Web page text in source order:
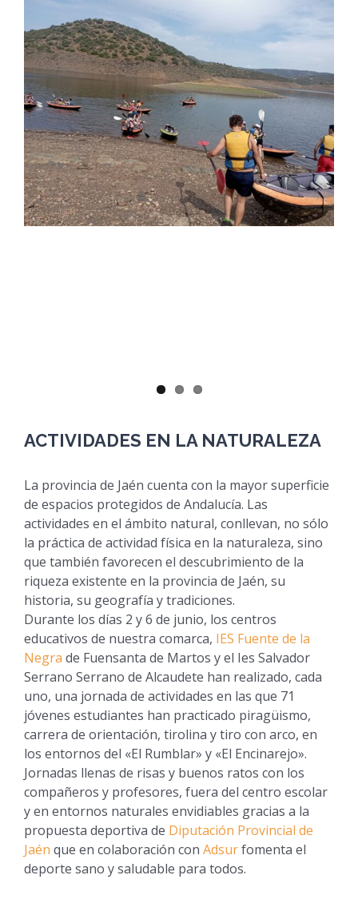
Larger
Image
ACTIVIDADES EN LA NATURALEZA
La provincia de Jaén cuenta con la mayor superficie
de espacios protegidos de Andalucía. Las
actividades en el ámbito natural, conllevan, no sólo
la práctica de actividad física en la naturaleza, sino
que también favorecen el descubrimiento de la
riqueza existente en la provincia de Jaén, su
historia, su geografía y tradiciones.
Durante los días 2 y 6 de junio, los centros
educativos de nuestra comarca, IES Fuente de la
Negra de Fuensanta de Martos y el Ies Salvador
Serrano Serrano de Alcaudete han realizado, cada
uno, una jornada de actividades en las que 71
jóvenes estudiantes han practicado piragüismo,
carrera de orientación, tirolina y tiro con arco, en
los entornos del «El Rumblar» y «El Encinarejo».
Jornadas llenas de risas y buenos ratos con los
compañeros y profesores, fuera del centro escolar
y en entornos naturales envidiables gracias a la
propuesta deportiva de Diputación Provincial de
Jaén que en colaboración con Adsurfomenta el
deporte sano y saludable para todos.